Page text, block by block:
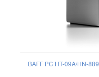
BAFF PC HT-09A/HN-889